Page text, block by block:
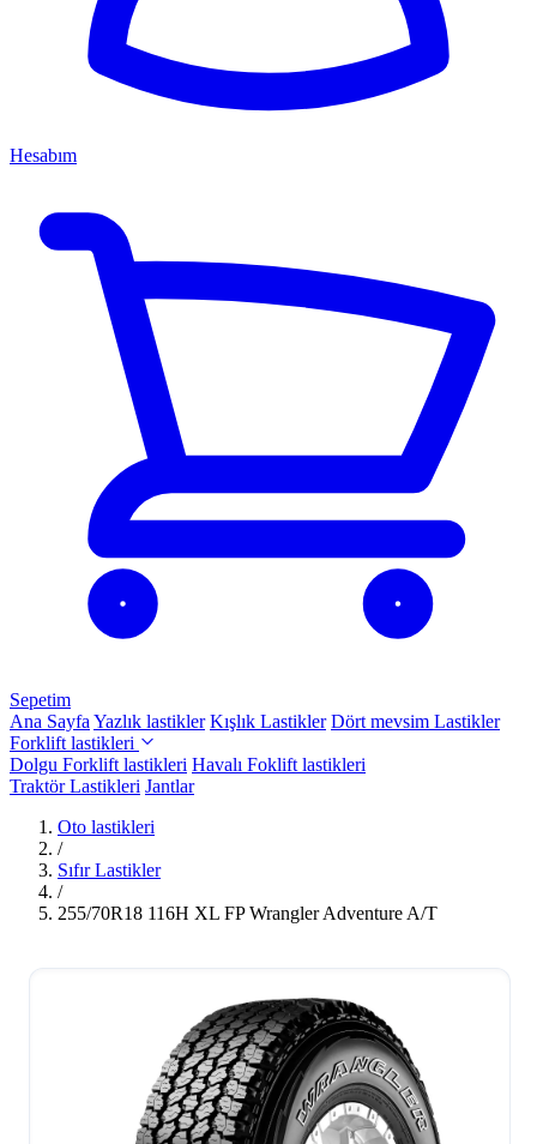
Hesabım
Sepetim
Ana Sayfa Yazlık lastikler Kışlık Lastikler Dört mevsim Lastikler
Forklift lastikleri
Dolgu Forklift lastikleri Havalı Foklift lastikleri
Traktör Lastikleri Jantlar
Oto lastikleri
/
Sıfır Lastikler
/
255/70R18 116H XL FP Wrangler Adventure A/T